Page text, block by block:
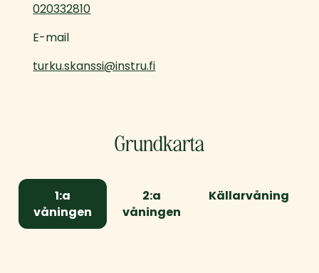
020332810
E-mail
turku.skanssi@instru.fi
Grundkarta
1:a
våningen
2:a
våningen
Källarvåning